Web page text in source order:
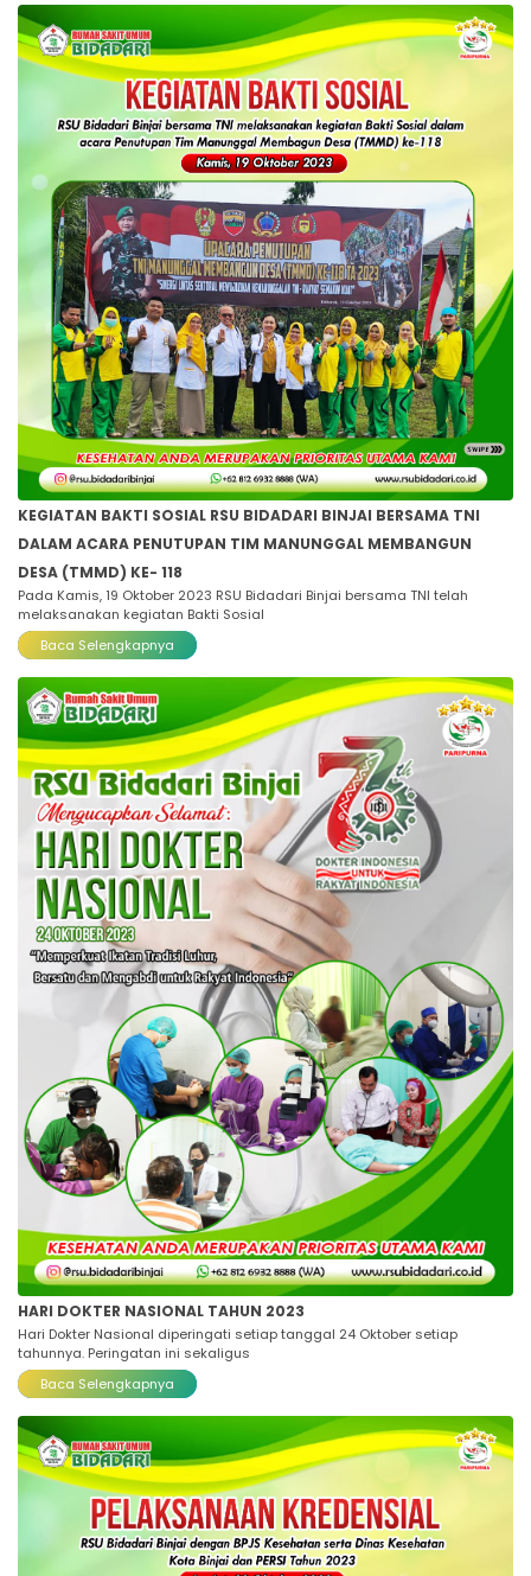
KEGIATAN BAKTI SOSIAL RSU BIDADARI BINJAI BERSAMA TNI
DALAM ACARA PENUTUPAN TIM MANUNGGAL MEMBANGUN
DESA (TMMD) KE- 118
Pada Kamis, 19 Oktober 2023 RSU Bidadari Binjai bersama TNI telah
melaksanakan kegiatan Bakti Sosial
Baca Selengkapnya
HARI DOKTER NASIONAL TAHUN 2023
Hari Dokter Nasional diperingati setiap tanggal 24 Oktober setiap
tahunnya. Peringatan ini sekaligus
Baca Selengkapnya